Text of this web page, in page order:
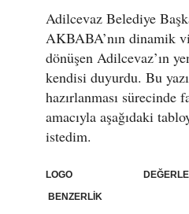
Adilcevaz Belediye
AKBABA’nın dinamik
dönüşen Adilcevaz’ın
kendisi duyurdu. Bu
hazırlanması sürecinde
amacıyla aşağıdaki
istedim.
LOGO
BENZERLİK